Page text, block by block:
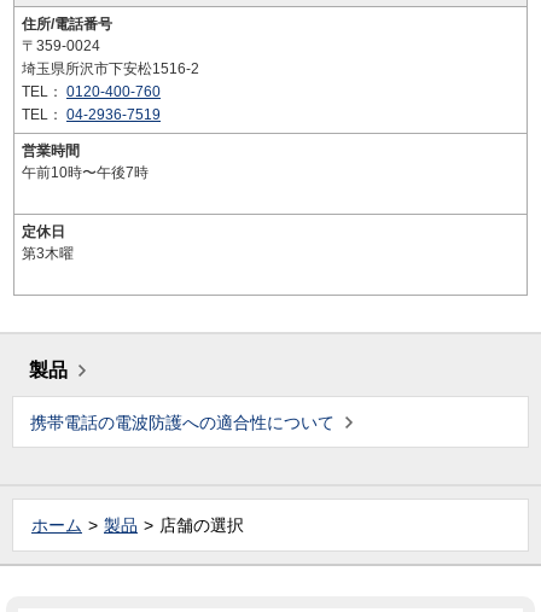
住所/電話番号
〒359-0024
埼玉県所沢市下安松1516-2
TEL： 0120-400-760
TEL： 04-2936-7519
営業時間
午前10時〜午後7時
定休日
第3木曜
製品
携帯電話の電波防護への適合性について
ホーム 製品 店舗の選択